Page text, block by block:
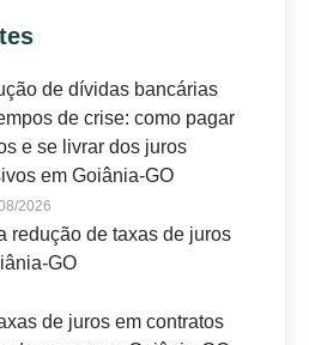
de dívidas bancárias
de crise: como pagar
e se livrar dos juros
em Goiânia-GO
2026
redução de taxas de juros
GO
de juros em contratos